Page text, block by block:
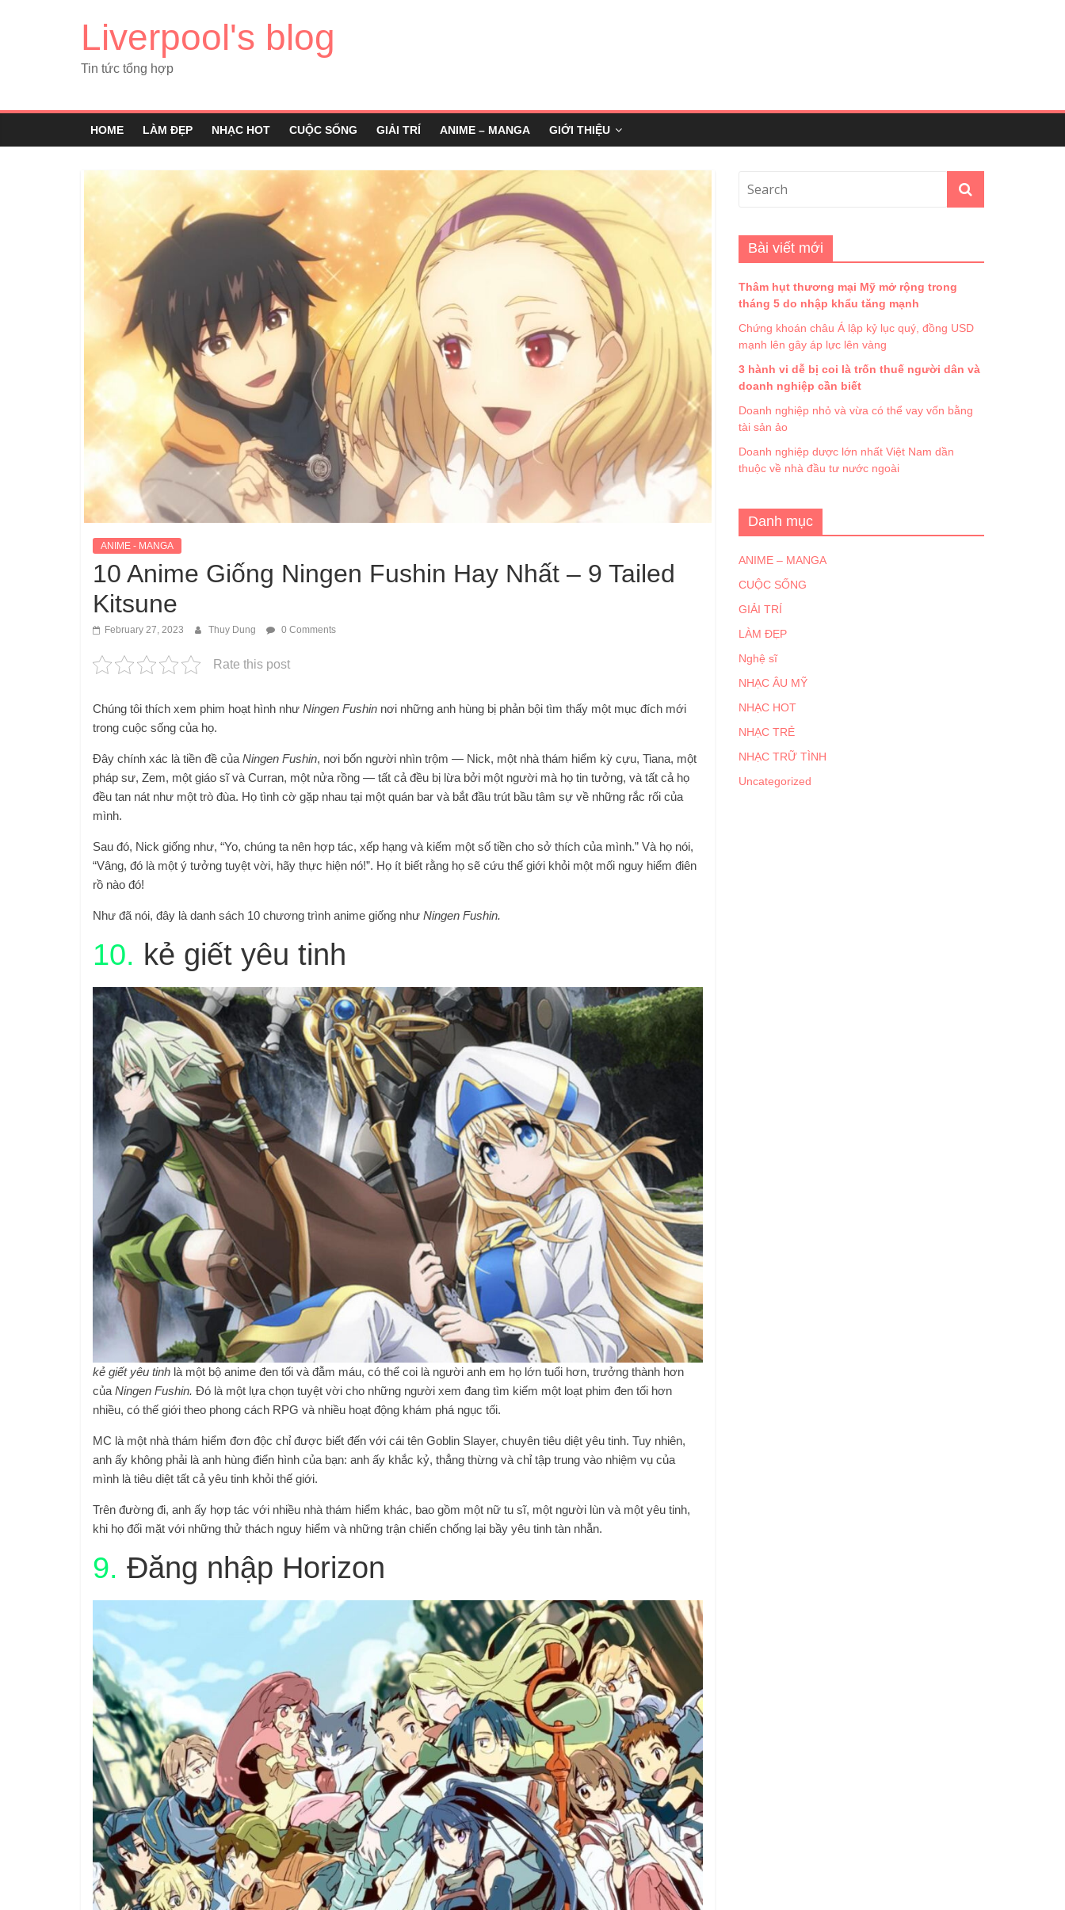
Liverpool's blog
Tin tức tổng hợp
HOME LÀM ĐẸP NHẠC HOT CUỘC SỐNG GIẢI TRÍ ANIME – MANGA GIỚI THIỆU
ANIME - MANGA
10 Anime Giống Ningen Fushin Hay Nhất – 9 Tailed
Kitsune
February 27, 2023 Thuy Dung 0 Comments
Rate this post
Chúng tôi thích xem phim hoạt hình như Ningen Fushin nơi những anh hùng bị phản bội tìm thấy một mục đích mới
trong cuộc sống của họ.
Đây chính xác là tiền đề của Ningen Fushin, nơi bốn người nhìn trộm — Nick, một nhà thám hiểm kỳ cựu, Tiana, một
pháp sư, Zem, một giáo sĩ và Curran, một nửa rồng — tất cả đều bị lừa bởi một người mà họ tin tưởng, và tất cả họ
đều tan nát như một trò đùa. Họ tình cờ gặp nhau tại một quán bar và bắt đầu trút bầu tâm sự về những rắc rối của
mình.
Sau đó, Nick giống như, “Yo, chúng ta nên hợp tác, xếp hạng và kiếm một số tiền cho sở thích của mình.” Và họ nói,
“Vâng, đó là một ý tưởng tuyệt vời, hãy thực hiện nó!”. Họ ít biết rằng họ sẽ cứu thế giới khỏi một mối nguy hiểm điên
rồ nào đó!
Như đã nói, đây là danh sách 10 chương trình anime giống như Ningen Fushin.
10. kẻ giết yêu tinh
kẻ giết yêu tinh là một bộ anime đen tối và đẫm máu, có thể coi là người anh em họ lớn tuổi hơn, trưởng thành hơn
của Ningen Fushin. Đó là một lựa chọn tuyệt vời cho những người xem đang tìm kiếm một loạt phim đen tối hơn
nhiều, có thế giới theo phong cách RPG và nhiều hoạt động khám phá ngục tối.
MC là một nhà thám hiểm đơn độc chỉ được biết đến với cái tên Goblin Slayer, chuyên tiêu diệt yêu tinh. Tuy nhiên,
anh ấy không phải là anh hùng điển hình của bạn: anh ấy khắc kỷ, thẳng thừng và chỉ tập trung vào nhiệm vụ của
mình là tiêu diệt tất cả yêu tinh khỏi thế giới.
Trên đường đi, anh ấy hợp tác với nhiều nhà thám hiểm khác, bao gồm một nữ tu sĩ, một người lùn và một yêu tinh,
khi họ đối mặt với những thử thách nguy hiểm và những trận chiến chống lại bầy yêu tinh tàn nhẫn.
9. Đăng nhập Horizon
Bài viết mới
Thâm hụt thương mại Mỹ mở rộng trong
tháng 5 do nhập khẩu tăng mạnh
Chứng khoán châu Á lập kỷ lục quý, đồng USD
mạnh lên gây áp lực lên vàng
3 hành vi dễ bị coi là trốn thuế người dân và
doanh nghiệp cần biết
Doanh nghiệp nhỏ và vừa có thể vay vốn bằng
tài sản ảo
Doanh nghiệp dược lớn nhất Việt Nam dần
thuộc về nhà đầu tư nước ngoài
Danh mục
ANIME – MANGA
CUỘC SỐNG
GIẢI TRÍ
LÀM ĐẸP
Nghệ sĩ
NHẠC ÂU MỸ
NHẠC HOT
NHẠC TRẺ
NHẠC TRỮ TÌNH
Uncategorized